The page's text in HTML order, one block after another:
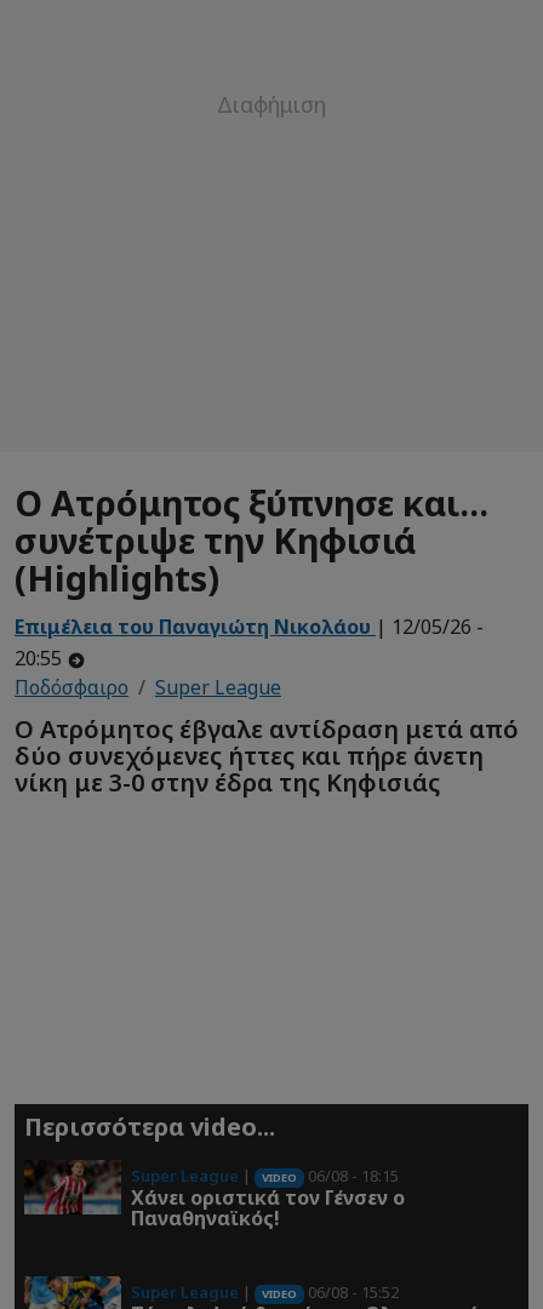
Ο Ατρόμητος ξύπνησε και...
συνέτριψε την Κηφισιά
(Highlights)
Επιμέλεια του Παναγιώτη Νικολάου | 12/05/26 -
20:55
Ποδόσφαιρο
Super League
Ο Ατρόμητος έβγαλε αντίδραση μετά από
δύο συνεχόμενες ήττες και πήρε άνετη
νίκη με 3-0 στην έδρα της Κηφισιάς
Περισσότερα video...
Super League | VIDEO 06/08 - 18:15
Χάνει οριστικά τον Γένσεν ο
Παναθηναϊκός!
Super League | VIDEO 06/08 - 15:52